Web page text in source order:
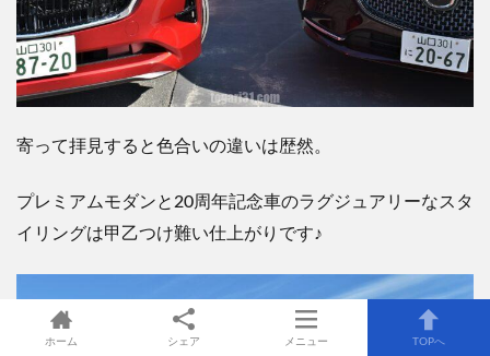
寄って拝見すると色合いの違いは歴然。
プレミアムモダンと20周年記念車のラグジュアリーなスタ
イリングは甲乙つけ難い仕上がりです♪
ホーム シェア メニュー TOPへ